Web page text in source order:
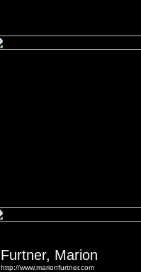
Furtner, Marion
http://www.marionfurtner.com